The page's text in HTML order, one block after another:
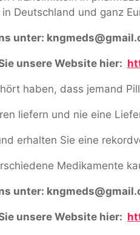
Deutschland und ganz
unter:
unsere Website hier:
haben, dass jemand
liefern und nie eine
erhalten Sie eine
Medikamente
unter:
unsere Website hier: